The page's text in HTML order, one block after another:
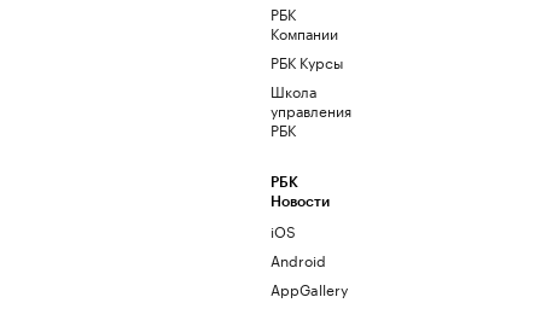
РБК
Компании
РБК Курсы
Школа
управления
РБК
РБК
Новости
iOS
Android
AppGallery